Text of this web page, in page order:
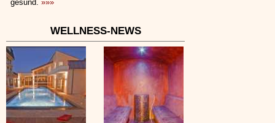
gesund. »»»
WELLNESS-NEWS